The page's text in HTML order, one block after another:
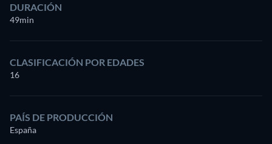
DURACIÓN
49min
CLASIFICACIÓN POR EDADES
16
PAÍS DE PRODUCCIÓN
España